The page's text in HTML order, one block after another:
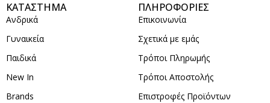
ΚΑΤΑΣΤΗΜΑ
Ανδρικά
Γυναικεία
Παιδικά
New In
Brands
ΠΛΗΡΟΦΟΡΙΕΣ
Επικοινωνία
Σχετικά με εμάς
Τρόποι Πληρωμής
Τρόποι Αποστολής
Επιστροφές Προϊόντων